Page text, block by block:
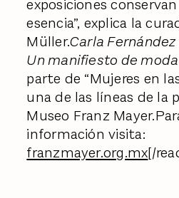
exposiciones
esencia”, explica la
Müller.Carla
Un manifiesto de
parte de “Mujeres en
una de las líneas de la
Museo Franz
información visita:
franzmayer.org.mx[/